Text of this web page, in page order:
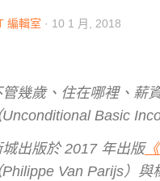
編輯室 · 10 1 月, 2018
管幾歲、住在哪裡、薪
Unconditional Basic
城出版於 2017 年出版
Philippe Van Parijs）